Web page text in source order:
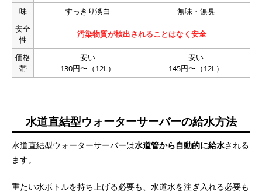
味
すっきり淡白
無味・無臭
安全
性
汚染物質が検出されることはなく安全
価格
帯
安い
130円〜（12L）
安い
145円〜（12L）
水道直結型ウォーターサーバーの給水方法
水道直結型ウォーターサーバーは水道管から自動的に給水される
ます。
重たい水ボトルを持ち上げる必要も、水道水を注ぎ入れる必要も